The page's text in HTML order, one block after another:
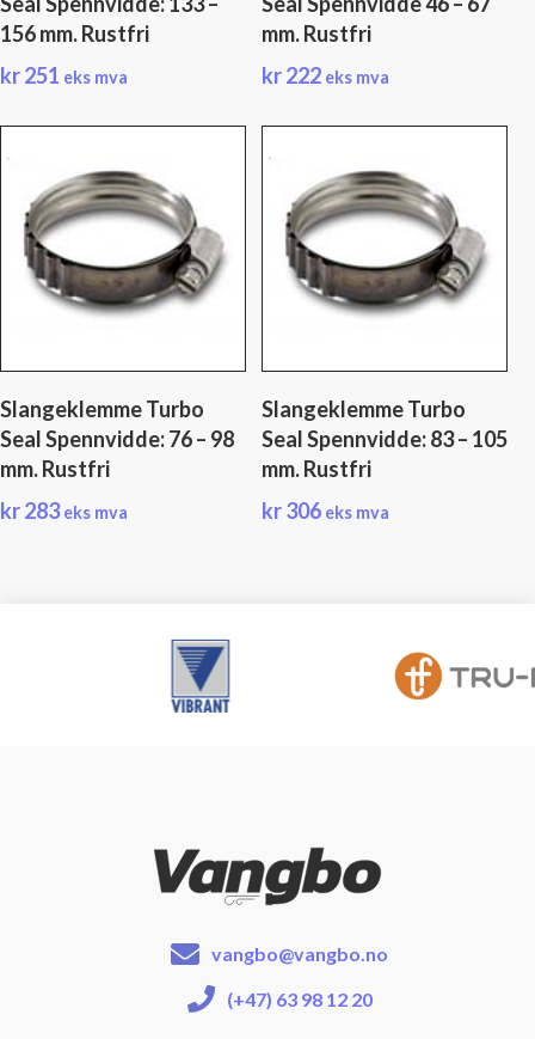
156 mm. Rustfri
kr251 eks mva
mm. Rustfri
kr222 eks mva
Slangeklemme Turbo
Seal Spennvidde: 76 – 98
mm. Rustfri
kr283 eks mva
Slangeklemme Turbo
Seal Spennvidde: 83 – 105
mm. Rustfri
kr306 eks mva
vangbo@vangbo.no
(+47) 63 98 12 20